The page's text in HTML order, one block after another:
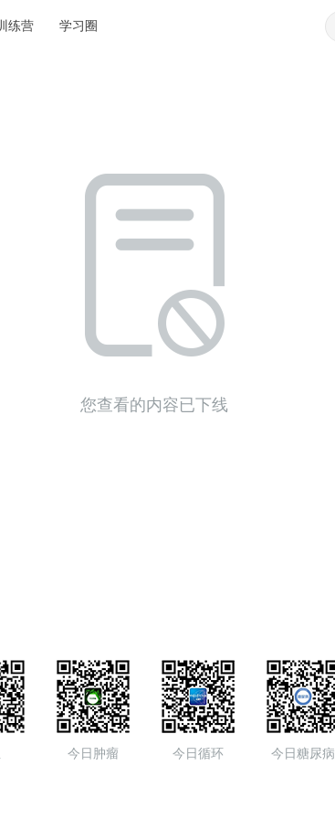
练营 学习圈
您查看的内容已下线
今日肿瘤 今日循环 今日糖尿病